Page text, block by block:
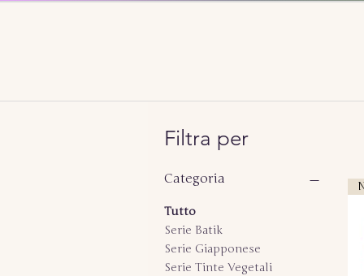
Filtra per
Categoria
Tutto
Serie Batik
Serie Giapponese
Serie Tinte Vegetali